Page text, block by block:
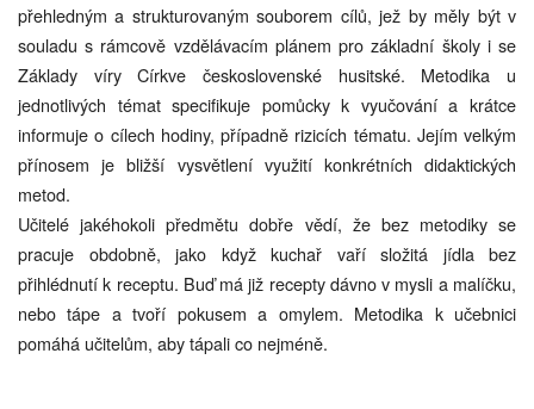
přehledným a strukturovaným souborem cílů, jež by měly být v
souladu s rámcově vzdělávacím plánem pro základní školy i se
Základy víry Církve československé husitské. Metodika u
jednotlivých témat specifikuje pomůcky k vyučování a krátce
informuje o cílech hodiny, případně rizicích tématu. Jejím velkým
přínosem je bližší vysvětlení využití konkrétních didaktických
metod.
Učitelé jakéhokoli předmětu dobře vědí, že bez metodiky se
pracuje obdobně, jako když kuchař vaří složitá jídla bez
přihlédnutí k receptu. Buď má již recepty dávno v mysli a malíčku,
nebo tápe a tvoří pokusem a omylem. Metodika k učebnici
pomáhá učitelům, aby tápali co nejméně.